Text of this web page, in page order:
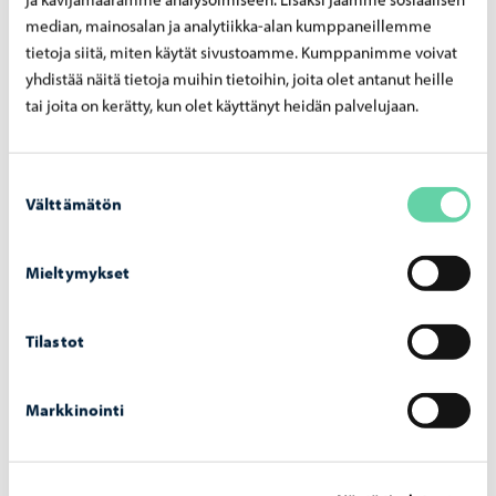
median, mainosalan ja analytiikka-alan kumppaneillemme
tietoja siitä, miten käytät sivustoamme. Kumppanimme voivat
yhdistää näitä tietoja muihin tietoihin, joita olet antanut heille
tai joita on kerätty, kun olet käyttänyt heidän palvelujaan.
valinta
Välttämätön
Mieltymykset
Tilastot
Markkinointi
Muut asiat kaupunginhallitus päätti yksimielisesti
esitysten mukaisesti.
Kaupunginhallituksen esityslista
Kump­pa­nuus­ha­ku auki jo elo­kuus­sa – uu­te­